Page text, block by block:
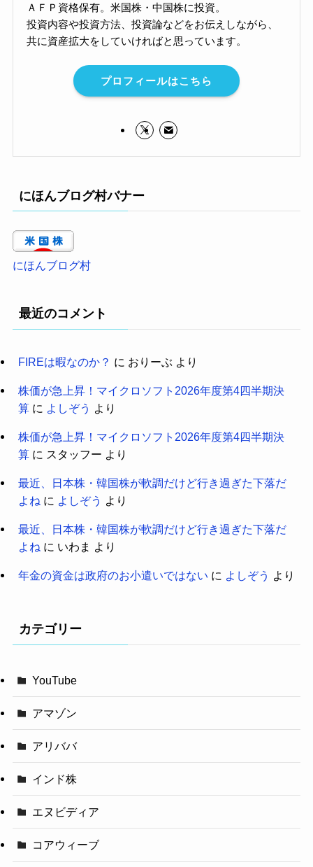
ＡＦＰ資格保有。米国株・中国株に投資。
投資内容や投資方法、投資論などをお伝えしながら、
共に資産拡大をしていければと思っています。
プロフィールはこちら
にほんブログ村バナー
にほんブログ村
最近のコメント
FIREは暇なのか？ に おりーぶ より
株価が急上昇！マイクロソフト2026年度第4四半期決
算に よしぞう より
株価が急上昇！マイクロソフト2026年度第4四半期決
算に スタッフー より
最近、日本株・韓国株が軟調だけど行き過ぎた下落だ
よね に よしぞう より
最近、日本株・韓国株が軟調だけど行き過ぎた下落だ
よね に いわま より
年金の資金は政府のお小遣いではない に よしぞう より
カテゴリー
YouTube
アマゾン
アリババ
インド株
エヌビディア
コアウィーブ